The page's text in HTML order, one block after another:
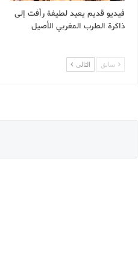
فيديو قديم يعيد لطيفة رأفت إلى
ذاكرة الطرب المغربي الأصيل
سابق التالى